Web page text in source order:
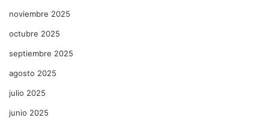
noviembre 2025
octubre 2025
septiembre 2025
agosto 2025
julio 2025
junio 2025